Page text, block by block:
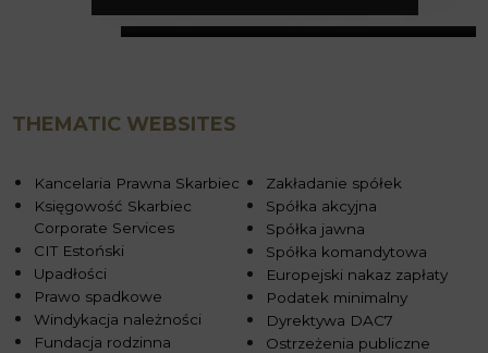
THEMATIC WEBSITES
Kancelaria Prawna Skarbiec
Księgowość Skarbiec
Corporate Services
CIT Estoński
Upadłości
Prawo spadkowe
Windykacja należności
Fundacja rodzinna
Zakładanie spółek
Spółka akcyjna
Spółka jawna
Spółka komandytowa
Europejski nakaz zapłaty
Podatek minimalny
Dyrektywa DAC7
Ostrzeżenia publiczne